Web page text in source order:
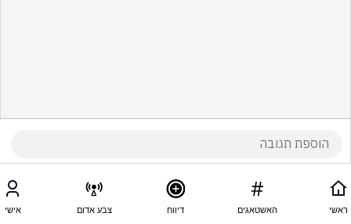
ראשי האשטאגים דיווח צבע אדום אישי